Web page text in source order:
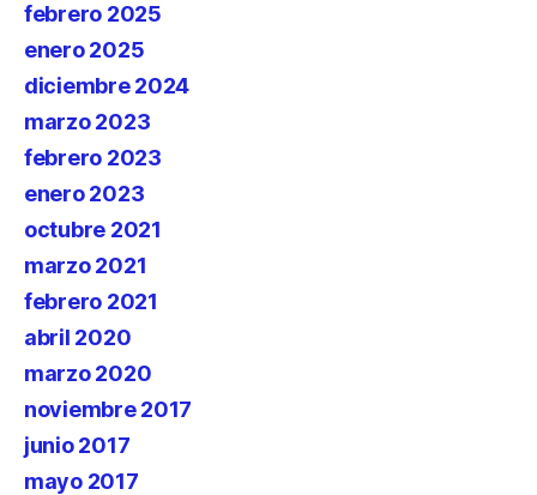
febrero 2025
enero 2025
diciembre 2024
marzo 2023
febrero 2023
enero 2023
octubre 2021
marzo 2021
febrero 2021
abril 2020
marzo 2020
noviembre 2017
junio 2017
mayo 2017